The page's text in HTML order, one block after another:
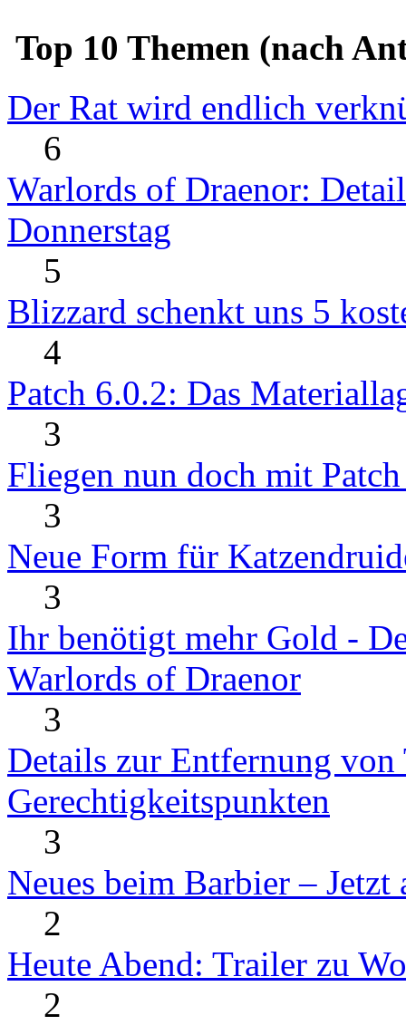
Top 10 Themen (nach
Der Rat wird endlich
6
Warlords of Draenor:
Donnerstag
5
Blizzard schenkt uns 5
4
Patch 6.0.2: Das
3
Fliegen nun doch mit
3
Neue Form für
3
Ihr benötigt mehr Gold -
Warlords of Draenor
3
Details zur Entfernung von
Gerechtigkeitspunkten
3
Neues beim Barbier – Jetzt
2
Heute Abend: Trailer zu
2